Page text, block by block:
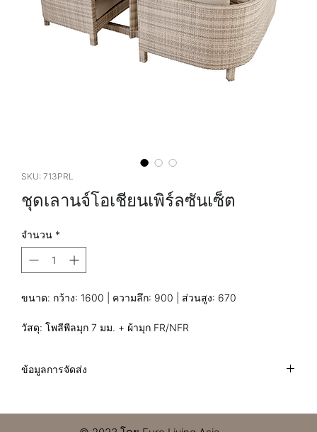
SKU: 713PRL
ชุดเลานจ์โอเชียนเพิร์ลซันเซ็ต
จำนวน *
ขนาด: กว้าง: 1600 | ความลึก: 900 | ส่วนสูง: 670
วัสดุ: โพลีพีลมุก 7 มม. + ผ้ามุก FR/NFR
ข้อมูลการจัดส่ง
ให้ข้อมูลอย่างตรงไปตรงมาเกี่ยวกับนโยบายการจัดส่งของคุณ